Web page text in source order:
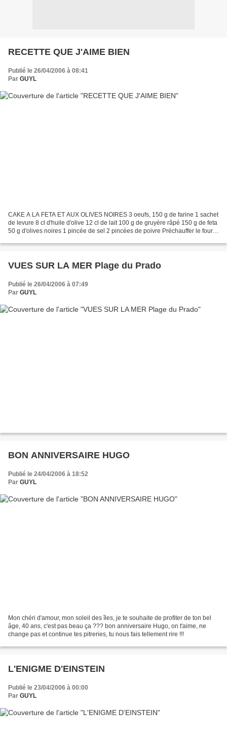
RECETTE QUE J'AIME BIEN
Publié le 26/04/2006 à 08:41
Par GUYL
CAKE A LA FETA ET AUX OLIVES NOIRES 3 oeufs, 150 g de farine 1 sachet
de levure 8 cl d'huile d'olive 12 cl de lait 100 g de gruyère râpé 150 g de feta
50 g d'olives noires 1 pincée de sel 2 pincées de poivre Préchauffer le four
VUES SUR LA MER Plage du Prado
Publié le 26/04/2006 à 07:49
Par GUYL
BON ANNIVERSAIRE HUGO
Publié le 24/04/2006 à 18:52
Par GUYL
Mon chéri d'amour, mon soleil des îles, je te souhaite de profiter de ton bel
âge, 40 ans, c'est pas beau ça ??? bon anniversaire Hugo, on t'aime, ne
change pas et continue tes pitreries, tu nous fais tellement rire !!!
L'ENIGME D'EINSTEIN
Publié le 23/04/2006 à 00:00
Par GUYL